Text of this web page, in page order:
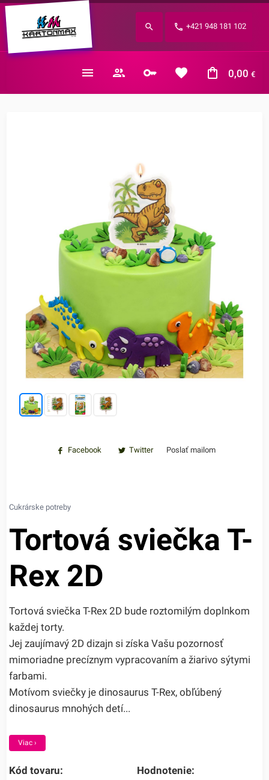
+421 948 181 102
0,00 €
Zabudnuté heslo?
E-mail
Facebook Twitter Poslať mailom
Cukrárske potreby
Tortová sviečka T-
Rex 2D
Tortová sviečka T-Rex 2D bude roztomilým doplnkom
každej torty.
Jej zaujímavý 2D dizajn si získa Vašu pozornosť
mimoriadne precíznym vypracovaním a žiarivo sýtymi
farbami.
Motívom sviečky je dinosaurus T-Rex, obľúbený
dinosaurus mnohých detí...
Viac ›
Kód tovaru: Hodnotenie: